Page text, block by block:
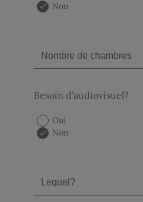
Non
Besoin d'audiovisuel?
Oui
Non